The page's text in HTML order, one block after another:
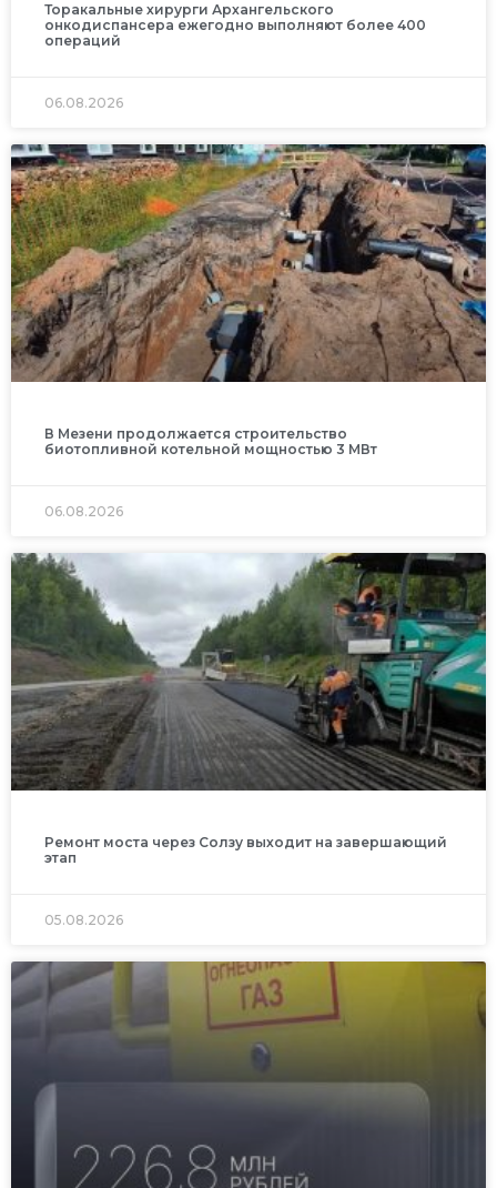
Торакальные хирурги Архангельского
онкодиспансера ежегодно выполняют более 400
операций
06.08.2026
В Мезени продолжается строительство
биотопливной котельной мощностью 3 МВт
06.08.2026
Ремонт моста через Солзу выходит на завершающий
этап
05.08.2026